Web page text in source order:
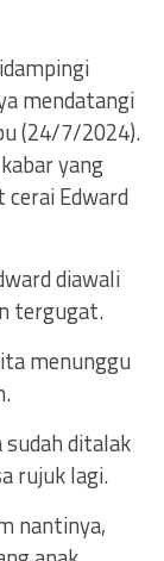
mendatangi
(24/7/2024).
yang
Edward
diawali
tergugat.
menunggu
ditalak
rujuk lagi.
nantinya,